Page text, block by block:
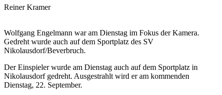
Reiner Kramer
Wolfgang Engelmann war am Dienstag im Fokus der Kamera.
Gedreht wurde auch auf dem Sportplatz des SV
Nikolausdorf/Beverbruch.
Der Einspieler wurde am Dienstag auch auf dem Sportplatz in
Nikolausdorf gedreht. Ausgestrahlt wird er am kommenden
Dienstag, 22. September.